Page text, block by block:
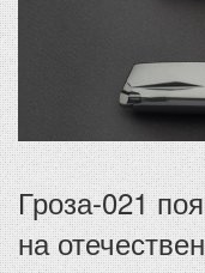
Гроза-021
на